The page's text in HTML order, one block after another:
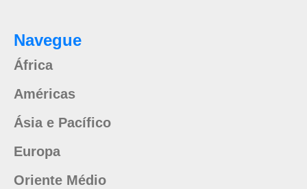
Navegue
África
Américas
Ásia e Pacífico
Europa
Oriente Médio